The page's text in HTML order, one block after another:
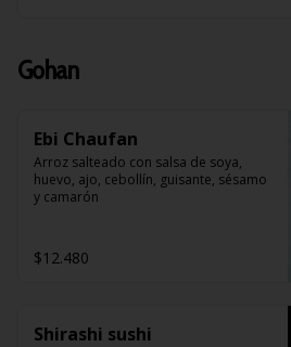
Gohan
Ebi Chaufan
Arroz salteado con salsa de soya,
huevo, ajo, cebollín, guisante, sésamo
y camarón
$12.480
Shirashi sushi